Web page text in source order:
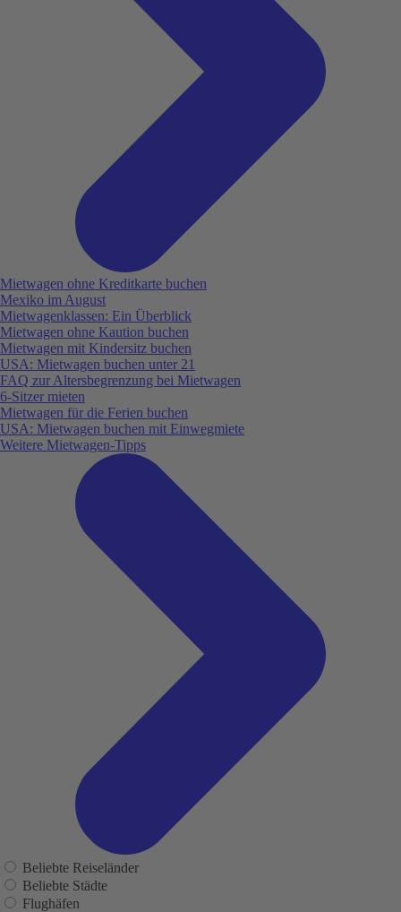
Mietwagen ohne Kreditkarte buchen
Mexiko im August
Mietwagenklassen: Ein Überblick
Mietwagen ohne Kaution buchen
Mietwagen mit Kindersitz buchen
USA: Mietwagen buchen unter 21
FAQ zur Altersbegrenzung bei Mietwagen
6-Sitzer mieten
Mietwagen für die Ferien buchen
USA: Mietwagen buchen mit Einwegmiete
Weitere Mietwagen-Tipps
Beliebte Reiseländer
Beliebte Städte
Flughäfen